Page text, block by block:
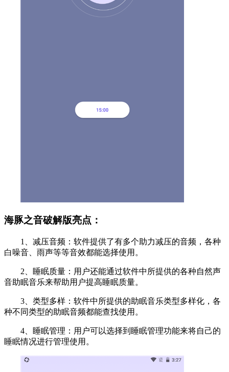
海豚之音破解版亮点：
1、减压音频：软件提供了有多个助力减压的音频，各种
白噪音、雨声等等音效都能选择使用。
2、睡眠质量：用户还能通过软件中所提供的各种自然声
音助眠音乐来帮助用户提高睡眠质量。
3、类型多样：软件中所提供的助眠音乐类型多样化，各
种不同类型的助眠音频都能查找使用。
4、睡眠管理：用户可以选择到睡眠管理功能来将自己的
睡眠情况进行管理使用。